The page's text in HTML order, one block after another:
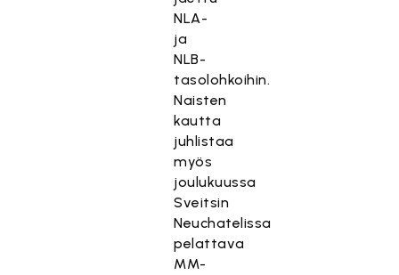
NLA-
ja
NLB-
tasolohkoihin.
Naisten
kautta
juhlistaa
myös
joulukuussa
Sveitsin
Neuchatelissa
pelattava
MM-